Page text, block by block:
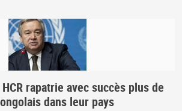
rapatrie avec succès plus de
dans leur pays